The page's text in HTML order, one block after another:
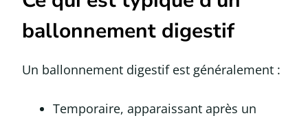
ballonnement digestif
Un ballonnement digestif est généralement :
Temporaire, apparaissant après un